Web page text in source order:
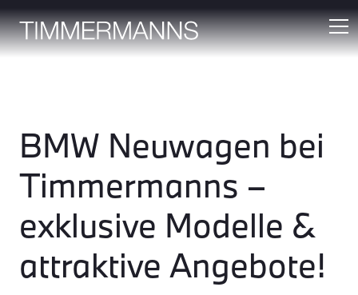
BMW Neuwagen bei
Timmermanns –
exklusive Modelle &
attraktive Angebote!